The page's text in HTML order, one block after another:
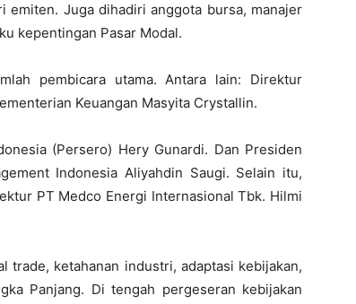
emiten. Juga dihadiri anggota bursa, manajer
kepentingan Pasar Modal.
pembicara utama. Antara lain: Direktur
Keuangan Masyita Crystallin.
(Persero) Hery Gunardi. Dan Presiden
Indonesia Aliyahdin Saugi. Selain itu,
PT Medco Energi Internasional Tbk. Hilmi
trade, ketahanan industri, adaptasi kebijakan,
Panjang. Di tengah pergeseran kebijakan